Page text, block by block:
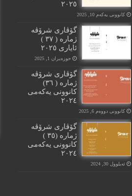
٢٠٢٥
کانوونی یەکەم 10, 2025
گۆڤارى شرۆڤە
ژمارە ( ٣٧ )
ئایارى ٢٠٢٥
حوزه‌یران 1, 2025
گۆڤارى شرۆڤە
ژمارە ( ٣٦)
کانوونى یەکەمى
٢٠٢٤
کانوونی دووەم 6, 2025
گۆڤارى شرۆڤە
ژمارە (٣٥ )
کانوونى یەکەمى
٢٠٢٤
ئەیلوول 30, 2024